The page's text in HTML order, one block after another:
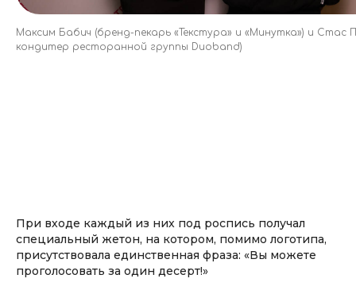
Максим Бабич (бренд-пекарь «Текстура» и «Минутка») и Стас
кондитер ресторанной группы Duoband)
При входе каждый из них под роспись получал
специальный жетон, на котором, помимо логотипа,
присутствовала единственная фраза: «Вы можете
проголосовать за один десерт!»